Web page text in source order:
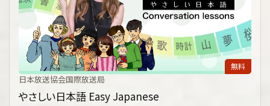
無料
日本放送協会国際放送局
やさしい日本語 Easy Japanese